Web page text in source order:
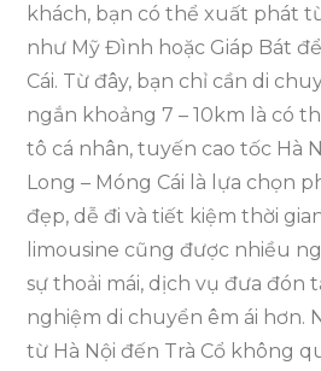
khách, bạn có thể xuất phát
như Mỹ Đình hoặc Giáp Bát
Cái. Từ đây, bạn chỉ cần di
ngắn khoảng 7 – 10km là có
tô cá nhân, tuyến cao tốc Hà
Long – Móng Cái là lựa chọn
đẹp, dễ đi và tiết kiệm thời
limousine cũng được nhiều
sự thoải mái, dịch vụ đưa đón
nghiệm di chuyển êm ái hơn.
từ Hà Nội đến Trà Cổ không